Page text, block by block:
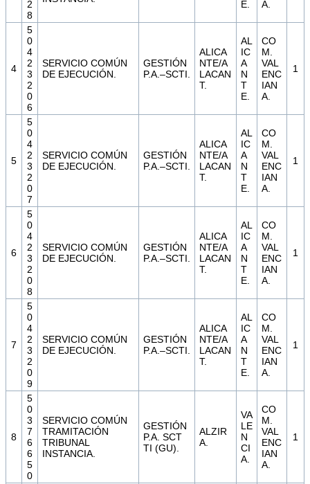
2
8
E. A.
4
5
0
4
2
3
2
0
6
SERVICIO COMÚN
DE EJECUCIÓN.
GESTIÓN
P.A.–SCTI.
ALICA
NTE/A
LACAN
T.
AL
IC
A
N
T
E.
CO
M.
VAL
ENC
IAN
A.
1
5
5
0
4
2
3
2
0
7
SERVICIO COMÚN
DE EJECUCIÓN.
GESTIÓN
P.A.–SCTI.
ALICA
NTE/A
LACAN
T.
AL
IC
A
N
T
E.
CO
M.
VAL
ENC
IAN
A.
1
6
5
0
4
2
3
2
0
8
SERVICIO COMÚN
DE EJECUCIÓN.
GESTIÓN
P.A.–SCTI.
ALICA
NTE/A
LACAN
T.
AL
IC
A
N
T
E.
CO
M.
VAL
ENC
IAN
A.
1
7
5
0
4
2
3
2
0
9
SERVICIO COMÚN
DE EJECUCIÓN.
GESTIÓN
P.A.–SCTI.
ALICA
NTE/A
LACAN
T.
AL
IC
A
N
T
E.
CO
M.
VAL
ENC
IAN
A.
1
8
5
0
3
7
6
6
5
0
SERVICIO COMÚN
TRAMITACIÓN
TRIBUNAL
INSTANCIA.
GESTIÓN
P.A. SCT
TI (GU).
ALZIR
A.
VA
LE
N
CI
A.
CO
M.
VAL
ENC
IAN
A.
1